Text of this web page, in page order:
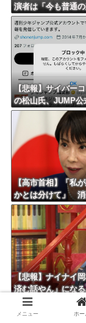
演者は「今も普通
活動してる」ネッ
取るくらいなら詳細
【悲報】サイバー
の松山氏、JUMP公
されるｗｗｗｗｗ
【高市首相】「私
かとは分けて」 消
後に私の責任で戻
明
【悲報】ナイナイ
済む話やん」にな
メニュー ホー